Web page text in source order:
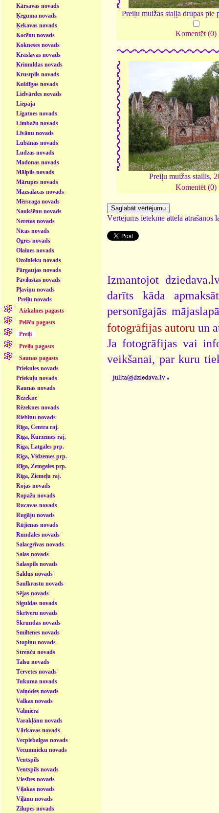
Kārsavas novads
Ķeguma novads
Ķekavas novads
Kocēnu novads
Kokneses novads
Krāslavas novads
Krimuldas novads
Krustpils novads
Kuldīgas novads
Lielvārdes novads
Liepāja
Līgatnes novads
Limbažu novads
Līvānu novads
Lubānas novads
Ludzas novads
Madonas novads
Mālpils novads
Mārupes novads
Mazsalacas novads
Mērsraga novads
Naukšēnu novads
Neretas novads
Nīcas novads
Ogres novads
Olaines novads
Ozolnieku novads
Pārgaujas novads
Pāvilostas novads
Pļaviņu novads
Preiļu novads
Aizkalnes pagasts
Pelēču pagasts
Preiļi
Preiļu pagasts
Saunas pagasts
Priekules novads
Priekuļu novads
Raunas novads
Rēzekne
Rēzeknes novads
Riebiņu novads
Rīga, Centra raj.
Rīga, Kurzemes raj.
Rīga, Latgales prp.
Rīga, Vidzemes prp.
Rīga, Zemgales prp.
Rīga, Ziemeļu raj.
Rojas novads
Ropažu novads
Rucavas novads
Rugāju novads
Rūjienas novads
Rundāles novads
Salacgrīvas novads
Salas novads
Salaspils novads
Saldus novads
Saulkrastu novads
Sējas novads
Siguldas novads
Skrīveru novads
Skrundas novads
Smiltenes novads
Stopiņu novads
Strenču novads
Talsu novads
Tērvetes novads
Tukuma novads
Vaiņodes novads
Valkas novads
Valmiera
Varakļānu novads
Vārkavas novads
Vecpiebalgas novads
Vecumnieku novads
Ventspils
Ventspils novads
Viesītes novads
Viļakas novads
Viļānu novads
Zilupes novads
Preiļu muižas staļļa drupas pie
Komentēt (0)
Preiļu muižas stallis,
Komentēt (0)
Vērtējums ietekmē attēla atrašanos
Izmantojot
darīts kāda
personīgajās
fotogrāfijas autoru un
Ja fotogrāfijas vai
veikšanai, par kuru
.